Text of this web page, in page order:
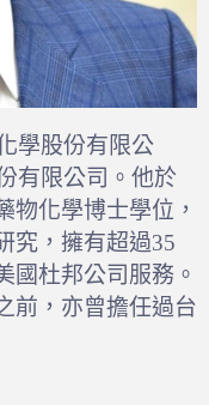
學股份有限公
有限公司。他於
物化學博士學位，
究，擁有超過35
國杜邦公司服務。
前，亦曾擔任過台